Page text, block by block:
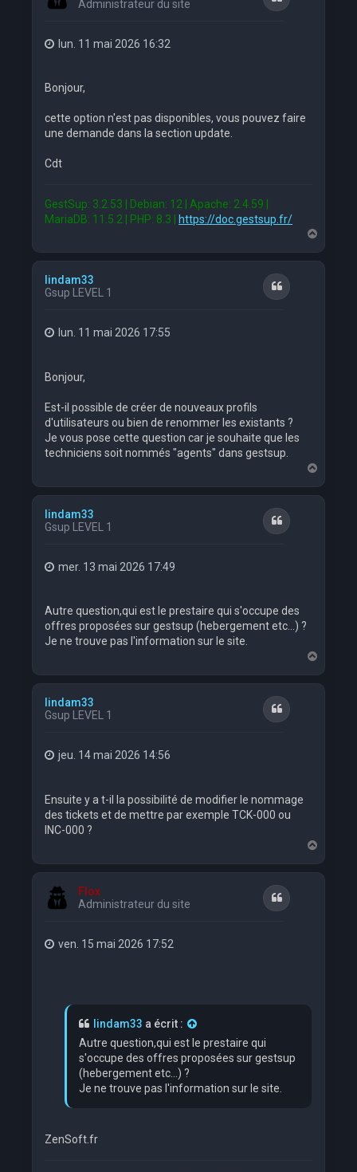
Administrateur du site
lun. 11 mai 2026 16:32
Bonjour,
cette option n'est pas disponibles, vous pouvez faire
une demande dans la section update.
Cdt
GestSup: 3.2.53 | Debian: 12 | Apache: 2.4.59 |
MariaDB: 11.5.2 | PHP: 8.3 |
https://doc.gestsup.fr/
a
u
lindam33
Gsup LEVEL 1
Citation
lun. 11 mai 2026 17:55
Bonjour,
Est-il possible de créer de nouveaux profils
d'utilisateurs ou bien de renommer les existants ?
Je vous pose cette question car je souhaite que les
techniciens soit nommés "agents" dans gestsup.
a
lindam33
Gsup LEVEL 1
Citation
mer. 13 mai 2026 17:49
Autre question,qui est le prestaire qui s'occupe des
offres proposées sur gestsup (hebergement etc...) ?
Je ne trouve pas l'information sur le site.
a
u
lindam33
Gsup LEVEL 1
Citation
jeu. 14 mai 2026 14:56
Ensuite y a t-il la possibilité de modifier le nommage
des tickets et de mettre par exemple TCK-000 ou
INC-000 ?
a
Flox
Administrateur du site
Citation
ven. 15 mai 2026 17:52
lindam33 a écrit :
Autre question,qui est le prestaire qui
s'occupe des offres proposées sur gestsup
(hebergement etc...) ?
Je ne trouve pas l'information sur le site.
ZenSoft.fr